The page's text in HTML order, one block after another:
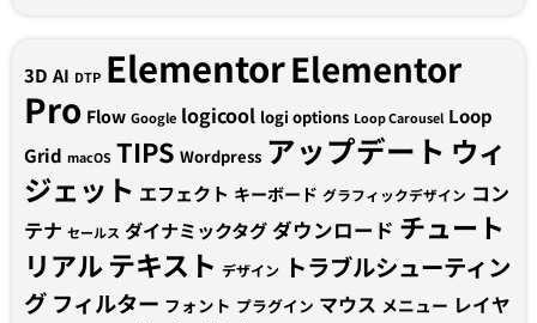
3D AI DTP ElementorElementor
Pro Flow Google logicool logi options Loop Carousel Loop
Grid macOS TIPS Wordpress アップデート ウィ
ジェット エフェクト キーボード グラフィックデザイン コン
テナ セールス ダイナミックタグダウンロード チュート
リアルテキスト デザイン トラブルシューティン
グ フィルター フォント プラグイン マウス メニュー レイヤ